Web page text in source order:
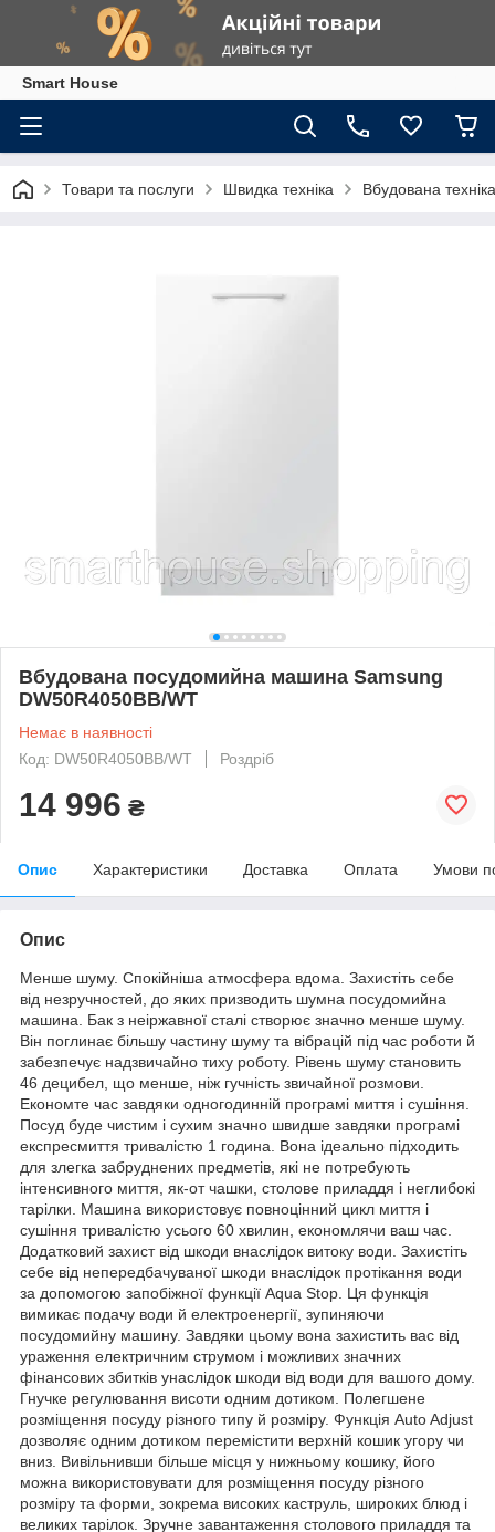
Smart House
Товари та послуги Швидка техніка Вбудована техніка
Вбудована посудомийна машина Samsung
DW50R4050BB/WT
Немає в наявності
Код: DW50R4050BB/WT
Роздріб
14 996 ₴
Опис Характеристики Доставка Оплата Умови
Опис
Менше шуму. Спокійніша атмосфера вдома. Захистіть себе
від незручностей, до яких призводить шумна посудомийна
машина. Бак з неіржавної сталі створює значно менше шуму.
Він поглинає більшу частину шуму та вібрацій під час роботи й
забезпечує надзвичайно тиху роботу. Рівень шуму становить
46 децибел, що менше, ніж гучність звичайної розмови.
Економте час завдяки одногодинній програмі миття і сушіння.
Посуд буде чистим і сухим значно швидше завдяки програмі
експресмиття тривалістю 1 година. Вона ідеально підходить
для злегка забруднених предметів, які не потребують
інтенсивного миття, як-от чашки, столове приладдя і неглибокі
тарілки. Машина використовує повноцінний цикл миття і
сушіння тривалістю усього 60 хвилин, економлячи ваш час.
Додатковий захист від шкоди внаслідок витоку води. Захистіть
себе від непередбачуваної шкоди внаслідок протікання води
за допомогою запобіжної функції Aqua Stop. Ця функція
вимикає подачу води й електроенергії, зупиняючи
посудомийну машину. Завдяки цьому вона захистить вас від
ураження електричним струмом і можливих значних
фінансових збитків унаслідок шкоди від води для вашого дому.
Гнучке регулювання висоти одним дотиком. Полегшене
розміщення посуду різного типу й розміру. Функція Auto Adjust
дозволяє одним дотиком перемістити верхній кошик угору чи
вниз. Вивільнивши більше місця у нижньому кошику, його
можна використовувати для розміщення посуду різного
розміру та форми, зокрема високих каструль, широких блюд і
великих тарілок. Зручне завантаження столового приладдя та